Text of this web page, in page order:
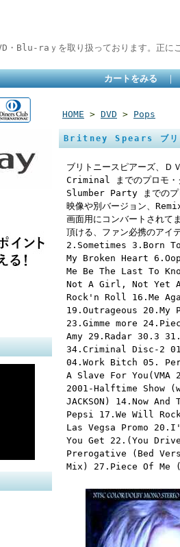
・Blu-raｙを取り扱っております。正に
カートをみる ｜
HOME > DVD > Pops
Britney Spears ブリ
ブリトニースピアーズ、Ｄ
Criminal までのプロモ・
Slumber Party までのプロ
映像や別バージョン、
画面用にコンバートされて
頂ける、ファン必携のア
2.Sometimes 3.Born
My Broken Heart
Me Be The Last To
Not A Girl, Not Yet A
Rock'n Roll 16.Me
19.Outrageous
23.Gimme more
Amy 29.Radar 30.3
34.Criminal Disc-2
04.Work Bitch 05.
A Slave For You(VMA
2001-Halftime Show
JACKSON) 14.Now
Pepsi 17.We Will
Las Vegsa Promo
You Get 22.(You
Prerogative (Bed
Mix) 27.Piece Of Me